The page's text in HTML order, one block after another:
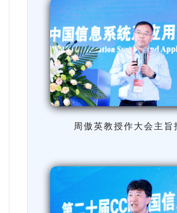
周傲英教授作大会主旨